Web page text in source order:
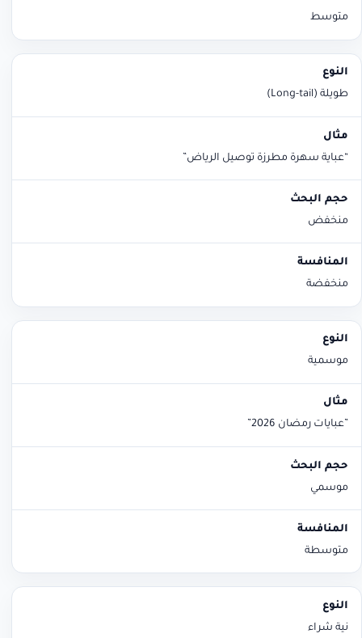
متوسط
طويلة (Long-tail)
“عباية سهرة مطرزة توصيل الرياض”
منخفض
منخفضة
موسمية
”عبايات رمضان 2026”
موسمي
متوسطة
نية شراء